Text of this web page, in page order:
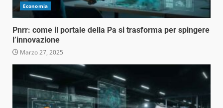
Economia
Pnrr: come il portale della Pa si trasforma per spingere
l’innovazione
Marzo 27, 2025